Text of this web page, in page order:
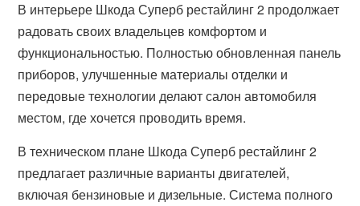
В интерьере Шкода Суперб рестайлинг 2 продолжает
радовать своих владельцев комфортом и
функциональностью. Полностью обновленная панель
приборов, улучшенные материалы отделки и
передовые технологии делают салон автомобиля
местом, где хочется проводить время.
В техническом плане Шкода Суперб рестайлинг 2
предлагает различные варианты двигателей,
включая бензиновые и дизельные. Система полного